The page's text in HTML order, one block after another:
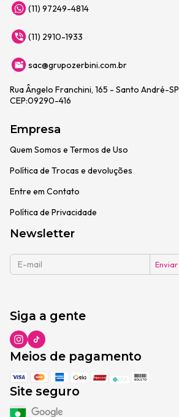
(11) 97249-4814
(11) 2910-1933
sac@grupozerbini.com.br
Rua Ângelo Franchini, 165 - Santo André-SP
CEP:09290-416
Empresa
Quem Somos e Termos de Uso
Política de Trocas e devoluções
Entre em Contato
Política de Privacidade
Newsletter
Siga a gente
Meios de pagamento
Site seguro